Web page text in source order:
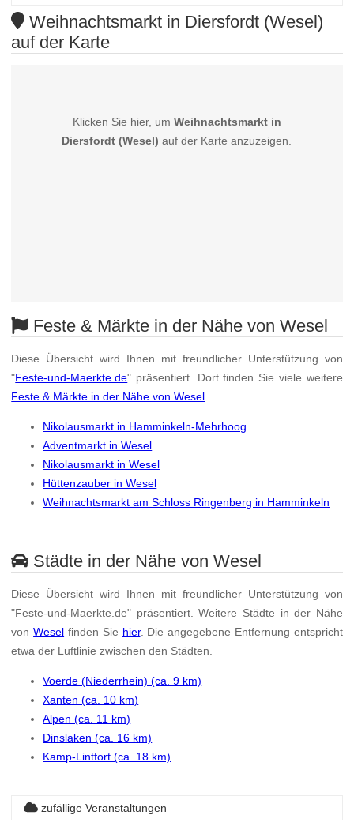
Weihnachtsmarkt in Diersfordt (Wesel)
auf der Karte
Klicken Sie hier, um Weihnachtsmarkt in
Diersfordt (Wesel) auf der Karte anzuzeigen.
Feste & Märkte in der Nähe von Wesel
Diese Übersicht wird Ihnen mit freundlicher Unterstützung von
"Feste-und-Maerkte.de" präsentiert. Dort finden Sie viele weitere
Feste & Märkte in der Nähe von Wesel
Nikolausmarkt in Hamminkeln-Mehrhoog
Adventmarkt in Wesel
Nikolausmarkt in Wesel
Hüttenzauber in Wesel
Weihnachtsmarkt am Schloss Ringenberg in Hamminkeln
Städte in der Nähe von Wesel
Diese Übersicht wird Ihnen mit freundlicher Unterstützung von
"Feste-und-Maerkte.de" präsentiert. Weitere Städte in der Nähe
vonWesel finden Sie hier. Die angegebene Entfernung entspricht
etwa der Luftlinie zwischen den Städten.
Voerde (Niederrhein) (ca. 9 km)
Xanten (ca. 10 km)
Alpen (ca. 11 km)
Dinslaken (ca. 16 km)
Kamp-Lintfort (ca. 18 km)
zufällige Veranstaltungen